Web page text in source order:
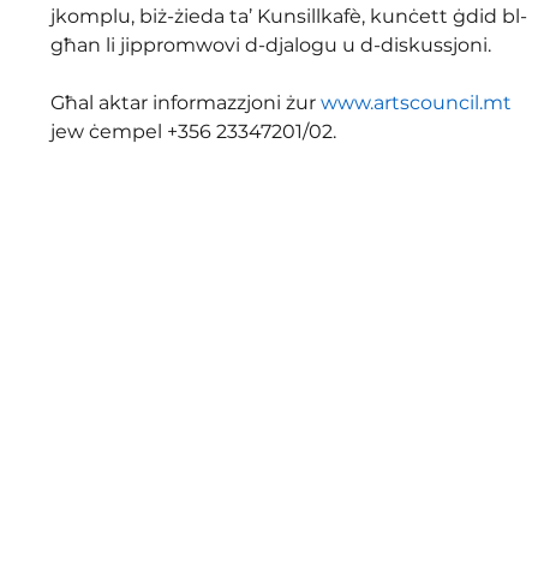
jkomplu, biż-żieda ta’ Kunsillkafè, kunċett ġdid bl-
għan li jippromwovi d-djalogu u d-diskussjoni.
Għal aktar informazzjoni żur www.artscouncil.mt
jew ċempel +356 23347201/02.